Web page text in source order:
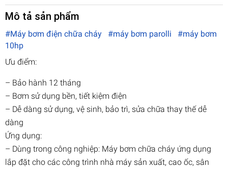
Mô tả sản phẩm
#Máy bơm điện chữa cháy #máy bơm parolli
#máy bơm
10hp
Ưu điểm:
– Bảo hành 12 tháng
– Bơm sử dụng bền, tiết kiệm điện
– Dễ dàng sử dụng, vệ sinh, bảo trì, sửa chữa thay thế dễ
dàng
Ứng dụng:
– Dùng trong công nghiệp: Máy bơm chữa cháy ứng dụng
lắp đặt cho các công trình nhà máy sản xuất, cao ốc, sân